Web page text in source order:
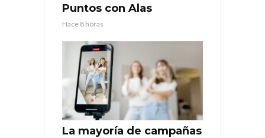
Puntos con Alas
Hace 8 horas
La mayoría de campañas